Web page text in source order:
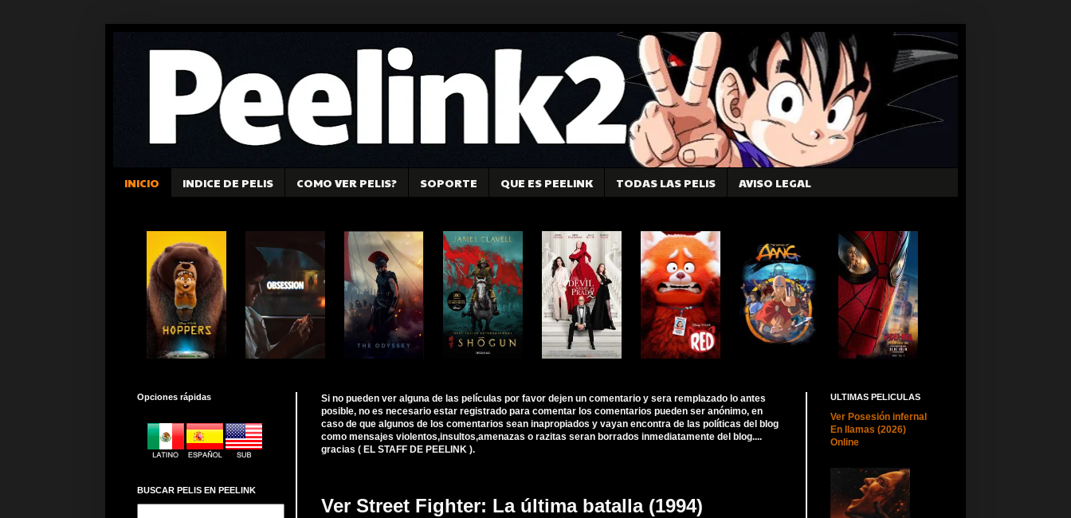
INICIO INDICE DE PELIS COMO VER PELIS? SOPORTE QUE ES PEELINK TODAS LAS PELIS AVISO LEGAL
Si no pueden ver alguna de las películas por favor dejen un comentario y sera remplazado lo antes
posible, no es necesario estar registrado para comentar los comentarios pueden ser anónimo, en
caso de que algunos de los comentarios sean inapropiados y vayan encontra de las políticas del blog
como mensajes violentos,insultos,amenazas o razitas seran borrados inmediatamente del blog....
gracias ( EL STAFF DE PEELINK ).
Ver Street Fighter: La última batalla (1994)
Opciones rápidas
BUSCAR PELIS EN PEELINK
ULTIMAS PELICULAS
Ver Posesión infernal
En llamas (2026)
Online